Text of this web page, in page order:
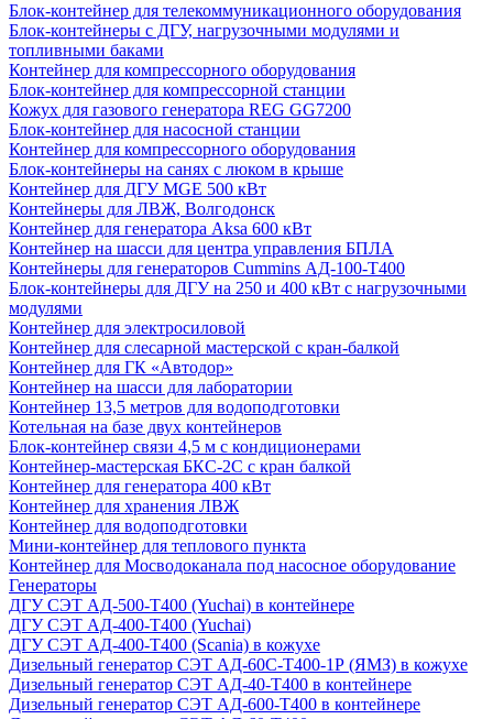
Блок-контейнер для телекоммуникационного оборудования
Блок-контейнеры с ДГУ, нагрузочными модулями и
топливными баками
Контейнер для компрессорного оборудования
Блок-контейнер для компрессорной станции
Кожух для газового генератора REG GG7200
Блок-контейнер для насосной станции
Контейнер для компрессорного оборудования
Блок-контейнеры на санях с люком в крыше
Контейнер для ДГУ MGE 500 кВт
Контейнеры для ЛВЖ, Волгодонск
Контейнер для генератора Aksa 600 кВт
Контейнер на шасси для центра управления БПЛА
Контейнеры для генераторов Cummins АД-100-Т400
Блок-контейнеры для ДГУ на 250 и 400 кВт с нагрузочными
модулями
Контейнер для электросиловой
Контейнер для слесарной мастерской с кран-балкой
Контейнер для ГК «Автодор»
Контейнер на шасси для лаборатории
Контейнер 13,5 метров для водоподготовки
Котельная на базе двух контейнеров
Блок-контейнер связи 4,5 м с кондиционерами
Контейнер-мастерская БКС-2С с кран балкой
Контейнер для генератора 400 кВт
Контейнер для хранения ЛВЖ
Контейнер для водоподготовки
Мини-контейнер для теплового пункта
Контейнер для Мосводоканала под насосное оборудование
Генераторы
ДГУ СЭТ АД-500-Т400 (Yuchai) в контейнере
ДГУ СЭТ АД-400-Т400 (Yuchai)
ДГУ СЭТ АД-400-Т400 (Scania) в кожухе
Дизельный генератор СЭТ АД-60С-Т400-1Р (ЯМЗ) в кожухе
Дизельный генератор СЭТ АД-40-Т400 в контейнере
Дизельный генератор СЭТ АД-600-Т400 в контейнере